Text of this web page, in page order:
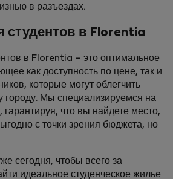
в разъездах.
студентов в Florentia
в Florentia – это оптимальное
как доступность по цене, так и
которые могут облегчить
городу. Мы специализируемся на
гарантируя, что вы найдете место,
с точки зрения бюджета, но
сегодня, чтобы всего за
идеальное студенческое жилье